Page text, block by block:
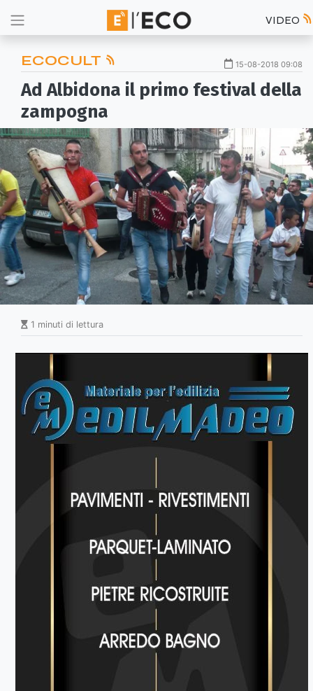
VIDEO
ECOCULT 15-08-2018 09:08
Ad Albidona il primo festival della
zampogna
1 minuti di lettura